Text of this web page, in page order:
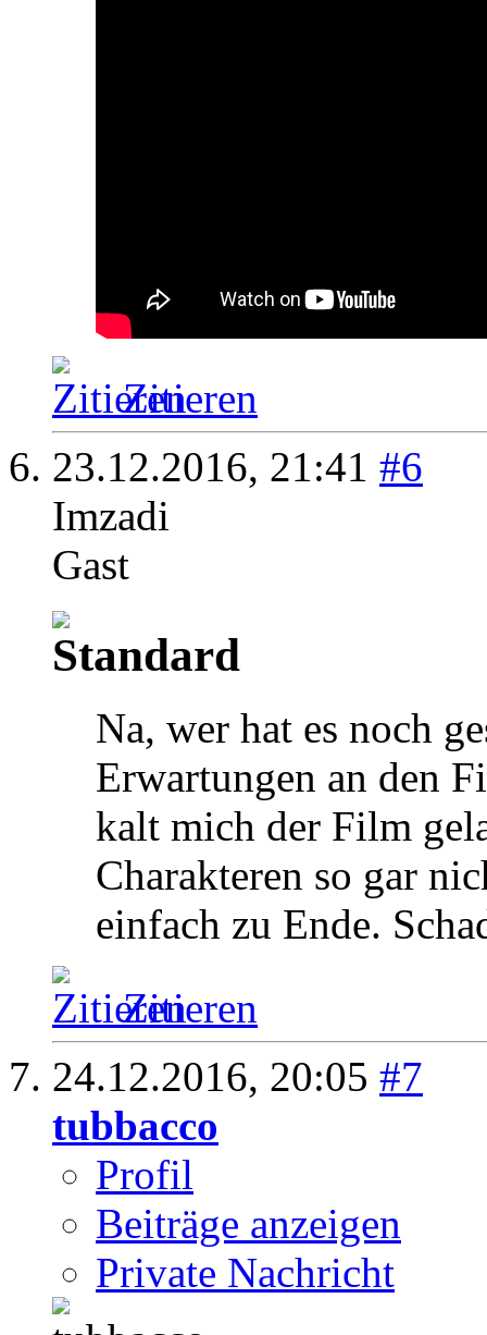
Zitieren
23.12.2016, 21:41 #6
Imzadi
Gast
Na, wer hat es noch
Erwartungen an den
kalt mich der Film
Charakteren so gar
einfach zu Ende.
Zitieren
24.12.2016, 20:05 #7
tubbacco
Profil
Beiträge anzeigen
Private Nachricht